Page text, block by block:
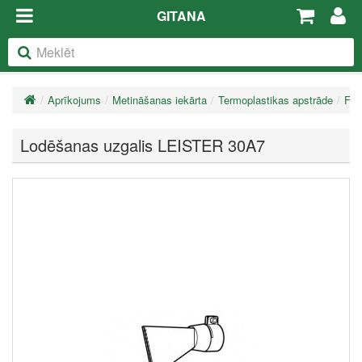
GITANA
Aprīkojums Metināšanas iekārta Termoplastikas apstrāde
Lodēšanas uzgalis LEISTER 30A7